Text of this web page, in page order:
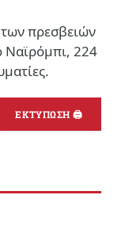
πρεσβειών
Ναϊρόμπι, 224
ΕΚΤΥΠΩΣΗ 🖨